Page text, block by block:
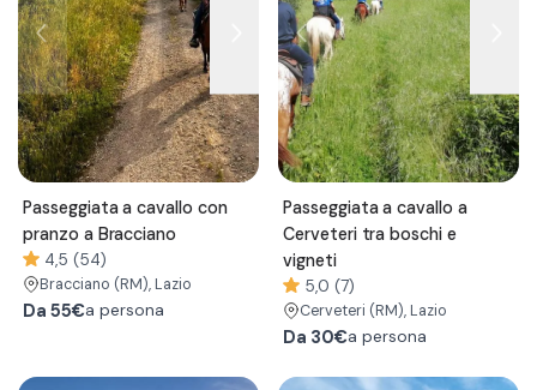
Passeggiata a cavallo con
pranzo a Bracciano
4,5 (54)
Bracciano (RM), Lazio
Da 55€a persona
Passeggiata a cavallo a
Cerveteri tra boschi e
vigneti
5,0 (7)
Cerveteri (RM), Lazio
Da 30€a persona